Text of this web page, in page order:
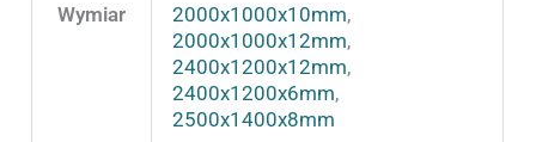
Wymiar 2000x1000x10mm,
2000x1000x12mm,
2400x1200x12mm,
2400x1200x6mm,
2500x1400x8mm